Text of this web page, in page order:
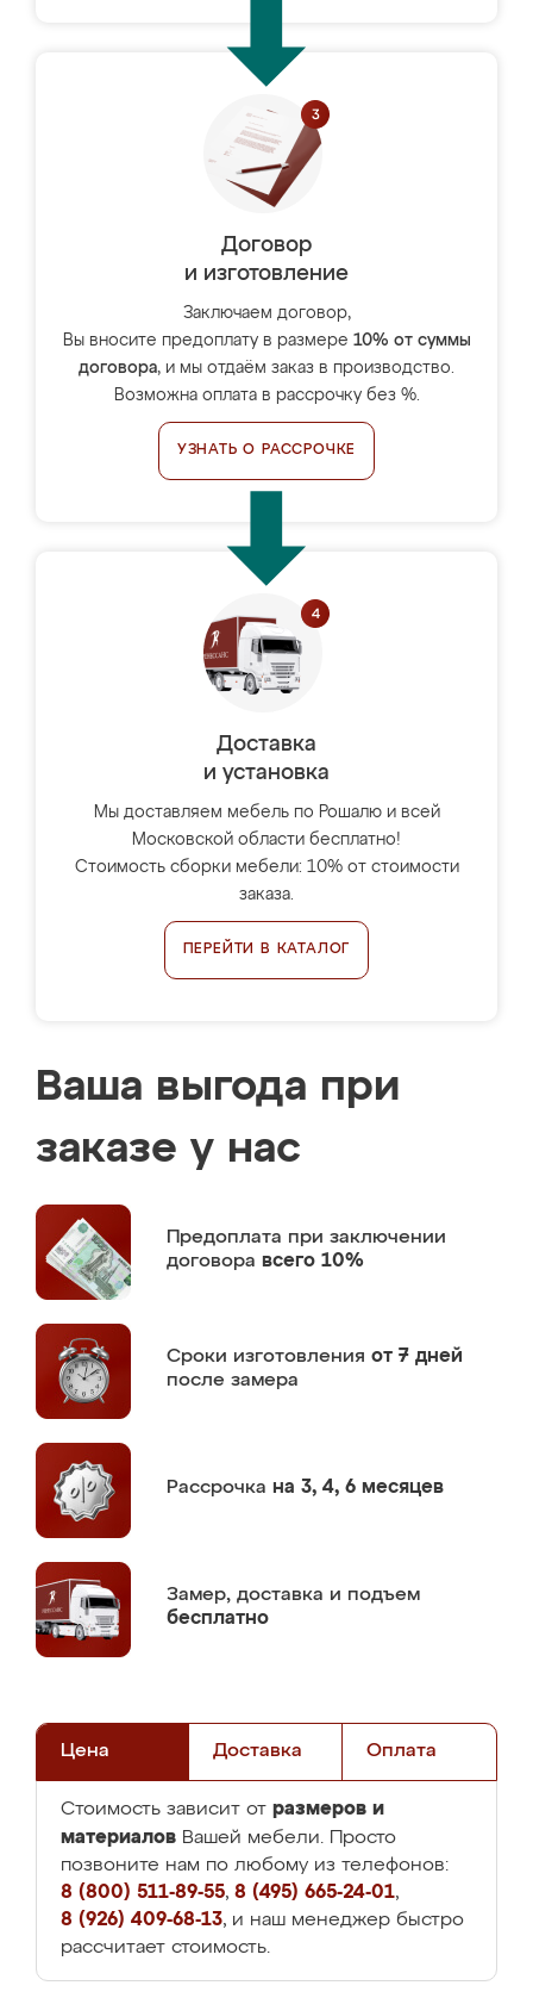
Договор
и изготовление
Заключаем договор,
Вы вносите предоплату в размере 10% от суммы
договора, и мы отдаём заказ в производство.
Возможна оплата в рассрочку без %.
УЗНАТЬ О РАССРОЧКЕ
Доставка
и установка
Мы доставляем мебель по Рошалю и всей
Московской области бесплатно!
Стоимость сборки мебели: 10% от стоимости
заказа.
ПЕРЕЙТИ В КАТАЛОГ
Ваша выгода при
заказе у нас
Предоплата при заключении
договора всего 10%
Сроки изготовления от 7 дней
после замера
Рассрочка на 3, 4, 6 месяцев
Замер, доставка и подъем
бесплатно
Цена Доставка Оплата
Стоимость зависит от размеров и
материалов Вашей мебели. Просто
позвоните нам по любому из телефонов:
8 (800) 511-89-55, 8 (495) 665-24-01,
8 (926) 409-68-13, и наш менеджер быстро
рассчитает стоимость.